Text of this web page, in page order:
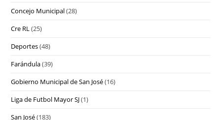
Concejo Municipal(28)
Cre RL(25)
Deportes(48)
Farándula(39)
Gobierno Municipal de San José(16)
Liga de Futbol Mayor SJ(1)
San José(183)